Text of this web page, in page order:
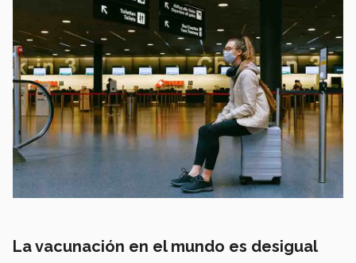
La vacunación en el mundo es desigual